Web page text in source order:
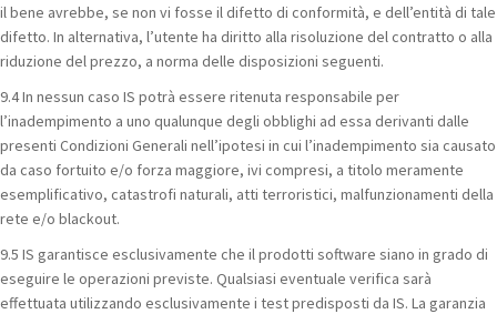
il bene avrebbe, se non vi fosse il difetto di conformità, e dell’entità di tale
difetto. In alternativa, l’utente ha diritto alla risoluzione del contratto o alla
riduzione del prezzo, a norma delle disposizioni seguenti.
9.4 In nessun caso IS potrà essere ritenuta responsabile per
l’inadempimento a uno qualunque degli obblighi ad essa derivanti dalle
presenti Condizioni Generali nell’ipotesi in cui l’inadempimento sia causato
da caso fortuito e/o forza maggiore, ivi compresi, a titolo meramente
esemplificativo, catastrofi naturali, atti terroristici, malfunzionamenti della
rete e/o blackout.
9.5 IS garantisce esclusivamente che il prodotti software siano in grado di
eseguire le operazioni previste. Qualsiasi eventuale verifica sarà
effettuata utilizzando esclusivamente i test predisposti da IS. La garanzia